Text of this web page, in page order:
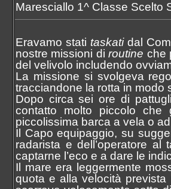
Maresciallo 1^ Classe Scelto
Eravamo stati taskatidal
nostre missioni diroutine che
del velivolo includendo
La missione si svolgeva
tracciandone la rotta in modo
Dopo circa sei ore di
contatto molto piccolo che
piccolissima barca a vela o
Il Capo equipaggio, su
radarista e dell’operatore
captarne l’eco e a dare le
Il mare era leggermente
quota e alla velocità